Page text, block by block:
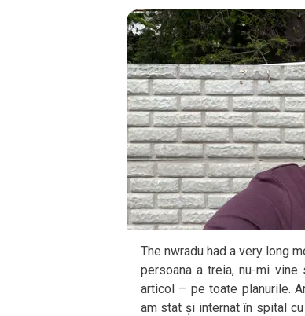
The nwradu had a very long
persoana a treia, nu-mi
articol – pe toate planurile.
am stat și internat în spital